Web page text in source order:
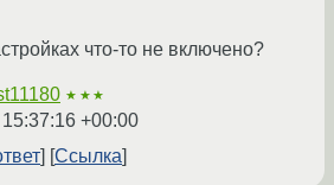
что-то не включено?
★★★
+00:00
Ссылка